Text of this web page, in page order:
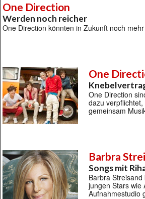
One Direction
Werden noch reicher
One Direction könnten in Zukunft noch
One
One Direction
dazu
gemeinsam
Barbra
Songs mit
Barbra
jungen Stars wie
Aufnahmestudio